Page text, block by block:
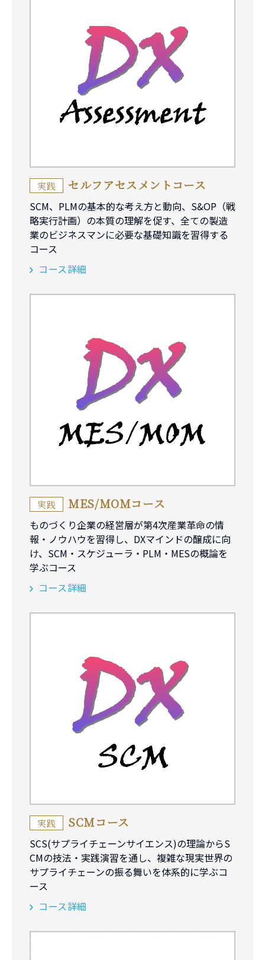
実践 セルフアセスメントコース
SCM、PLMの基本的な考え方と動向、S&OP（戦
略実行計画）の本質の理解を促す、全ての製造
業のビジネスマンに必要な基礎知識を習得する
コース
コース詳細
実践 MES/MOMコース
ものづくり企業の経営層が第4次産業革命の情
報・ノウハウを習得し、DXマインドの醸成に向
け、SCM・スケジューラ・PLM・MESの概論を
学ぶコース
コース詳細
実践 SCMコース
SCS(サプライチェーンサイエンス)の理論からS
CMの技法・実践演習を通し、複雑な現実世界の
サプライチェーンの振る舞いを体系的に学ぶコ
ース
コース詳細